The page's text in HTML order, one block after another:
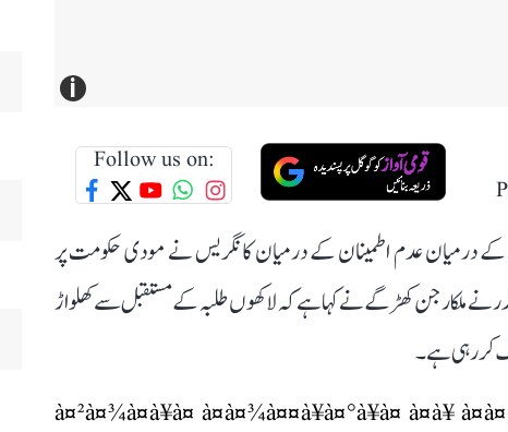
i
Follow us on:
درمیان عدم اطمینان کے درمیان کانگریس نے مودی حکومت پر
نے ملکارجن کھڑگے نے کہا ہے کہ لاکھوں طلبہ کے مستقبل سےکھلواڑ
کر رہی ہے۔
à¤²à¤¾à¤à¥à¤ à¤à¤¾à¤¤à¥à¤°à¥à¤ à¤à¥